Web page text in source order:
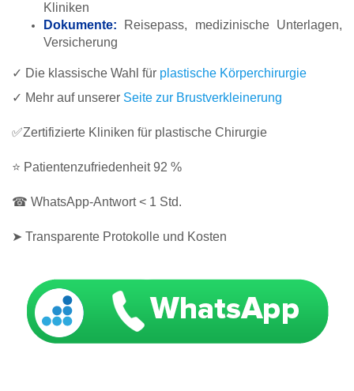
Kliniken
Dokumente: Reisepass, medizinische Unterlagen,
Versicherung
✓ Die klassische Wahl für plastische Körperchirurgie
✓ Mehr auf unserer Seite zur Brustverkleinerung
✅Zertifizierte Kliniken für plastische Chirurgie
⭐ Patientenzufriedenheit 92 %
☎ WhatsApp-Antwort < 1 Std.
➤ Transparente Protokolle und Kosten